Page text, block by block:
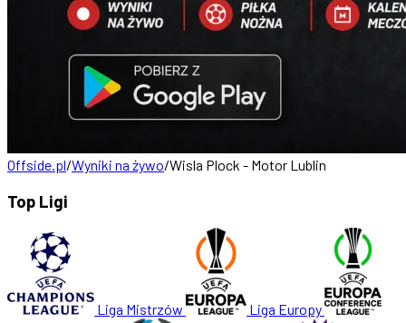
Offside.pl/Wyniki na żywo/Wisla Plock - Motor Lublin
Top Ligi
Liga Mistrzów Liga Europy